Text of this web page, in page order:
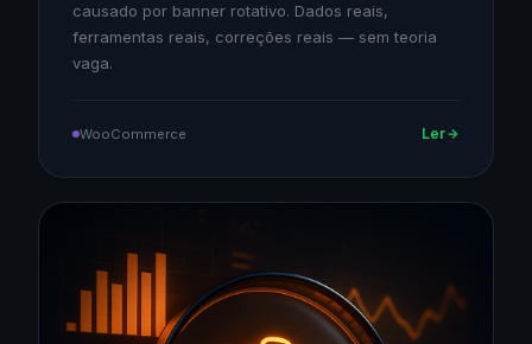
causado por banner rotativo. Dados reais,
ferramentas reais, correções reais — sem teoria
vaga.
WooCommerce Ler